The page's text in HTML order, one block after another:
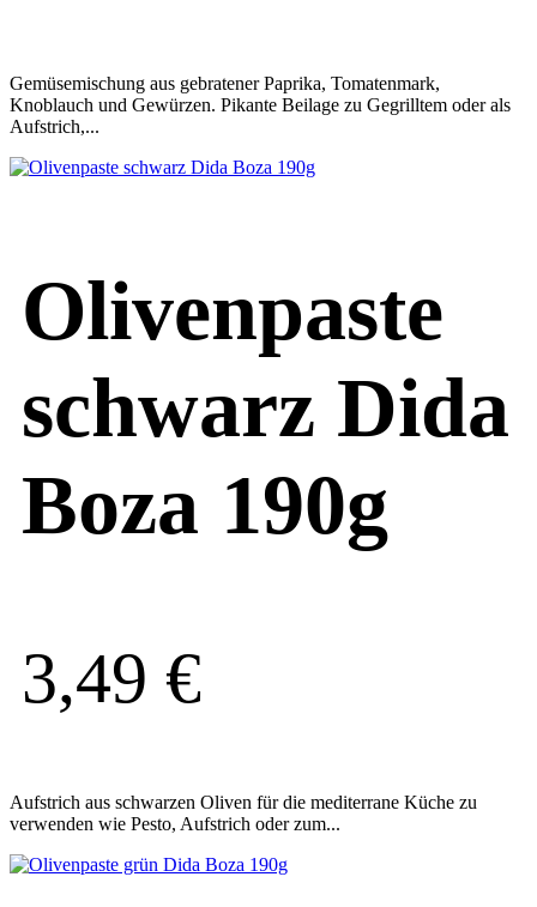
Gemüsemischung aus gebratener Paprika, Tomatenmark,
Knoblauch und Gewürzen. Pikante Beilage zu Gegrilltem oder als
Aufstrich,...
Olivenpaste
schwarz Dida
Boza 190g
3,49 €
Aufstrich aus schwarzen Oliven für die mediterrane Küche zu
verwenden wie Pesto, Aufstrich oder zum...